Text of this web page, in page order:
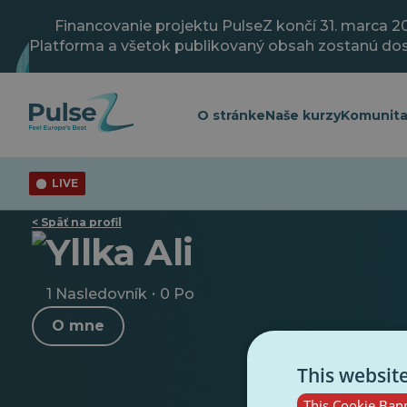
hlavný
obsah
Financovanie projektu PulseZ končí 31. marca
Platforma a všetok publikovaný obsah zostanú
O stránkeNaše kurzyKomunita
LIVE
< Späť na profil
Yllka Ali
1 Nasledovník · 0 Po
O mne
This